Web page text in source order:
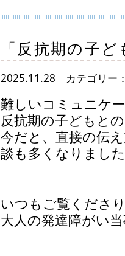
「反抗期の子
2025.11.28 カテゴリー：
難しいコミュニケ
反抗期の子どもと
今だと、直接の伝
談も多くなりました
いつもご覧くださ
大人の発達障がい